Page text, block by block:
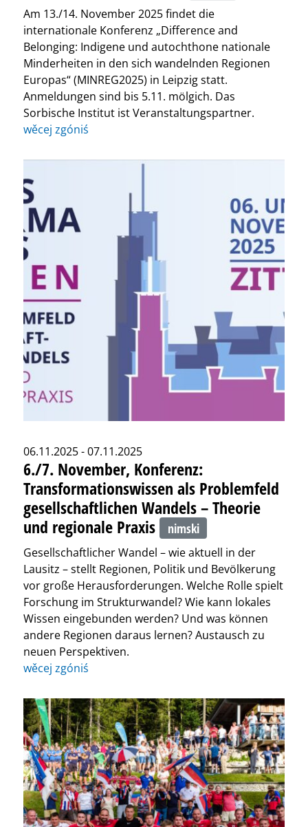
Am 13./14. November 2025 findet die
internationale Konferenz „Difference and
Belonging: Indigene und autochthone nationale
Minderheiten in den sich wandelnden Regionen
Europas“ (MINREG2025) in Leipzig statt.
Anmeldungen sind bis 5.11. mölgich. Das
Sorbische Institut ist Veranstaltungspartner.
wěcej zgóniś
06.11.2025 - 07.11.2025
6./7. November, Konferenz:
Transformati­onswissen als Problemfeld
gesellschaftli­chen Wandels – Theorie
und regionale Praxis
nimski
Gesellschaftlicher Wandel – wie aktuell in der
Lausitz – stellt Regionen, Politik und Bevölkerung
vor große Herausforderungen. Welche Rolle spielt
Forschung im Strukturwandel? Wie kann lokales
Wissen eingebunden werden? Und was können
andere Regionen daraus lernen? Austausch zu
neuen Perspektiven.
wěcej zgóniś